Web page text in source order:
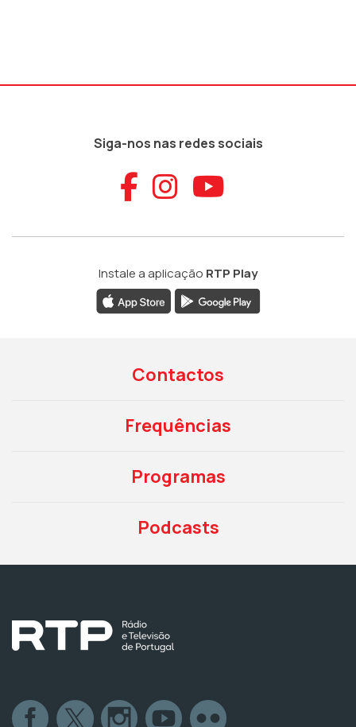
Siga-nos nas redes sociais
Aceder ao
Aceder ao
Aceder
Instale a aplicação RTP Play
Contactos
Frequências
Programas
Podcasts